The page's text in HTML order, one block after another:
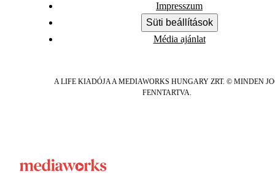
Impresszum
Süti beállítások
Média ajánlat
A LIFE KIADÓJA A MEDIAWORKS HUNGARY ZRT. © MINDEN
FENNTARTVA.